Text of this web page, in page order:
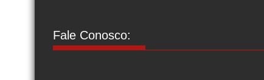
Fale Conosco: